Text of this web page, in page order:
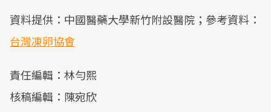
資料提供：中國醫藥大學新竹附設醫院；參考資料：
台灣凍卵協會
責任編輯：林勻熙
核稿編輯：陳宛欣